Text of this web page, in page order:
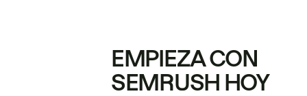
EMPIEZA CON
SEMRUSH HOY